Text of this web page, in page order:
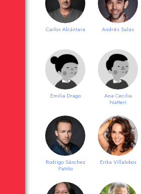
Carlos Alcántara Andrés Salas
Emilia Drago
Ana Cecilia
Natteri
Rodrigo Sánchez
Patiño
Erika Villalobos